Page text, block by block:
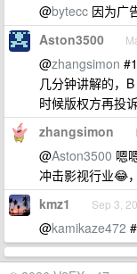
@bytecc 因为广
Aston3500
@zhangsimon
几分钟讲解的，
时候版权方再投
zhangsimon
@Aston3500 嗯
冲击影视行业😂
kmz1 Sep 3,
@kamikaze472